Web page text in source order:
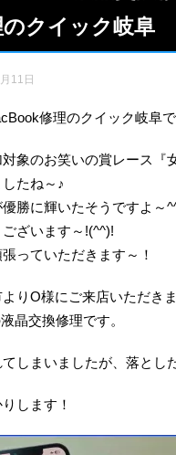
クイック岐阜
11日
修理のクイック岐阜
象のお笑いの賞レース『
たね～♪
勝に輝いたそうですよ～
ざいます～!(^^)!
っていただきます～！
りO様にご来店いただきま
晶交換修理です。
しまいましたが、落とし
します！